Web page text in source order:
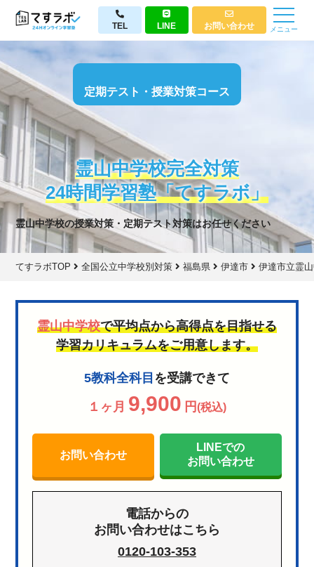
TEL LINE お問い合わせ メニュー
定期テスト・授業対策コース
霊山中学校完全対策
24時間学習塾「てすラボ」
霊山中学校の授業対策・定期テスト対策はお任せください
てすラボTOP 全国公立中学校別対策 福島県 伊達市 伊達市立霊
霊山中学校で平均点から高得点を目指せる
学習カリキュラムをご用意します。
5教科全科目 を受講できて
１ヶ月 9,900 円(税込)
お問い合わせ
LINEでの
お問い合わせ
電話からの
お問い合わせはこちら
0120-103-353